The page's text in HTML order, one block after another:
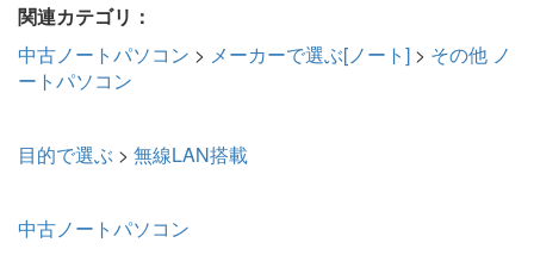
関連カテゴリ：
中古ノートパソコン > メーカーで選ぶ[ノート] > その他 ノ
ートパソコン
目的で選ぶ > 無線LAN搭載
中古ノートパソコン